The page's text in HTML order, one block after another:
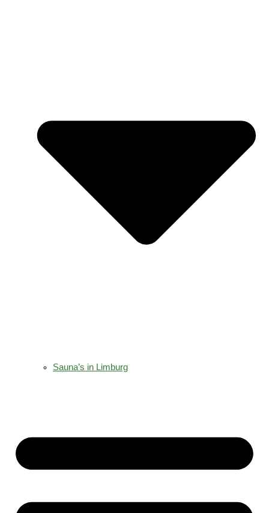
Sauna’s in Limburg